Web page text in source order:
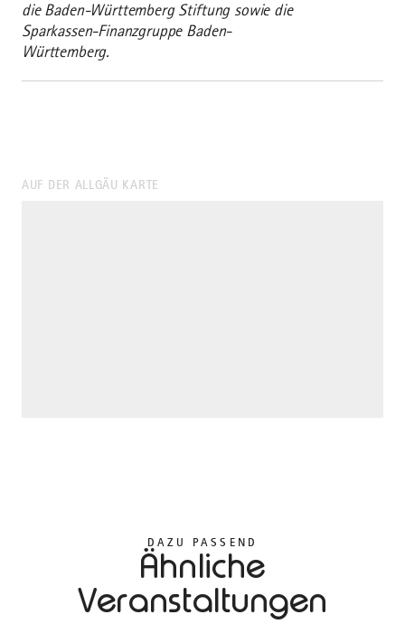
die Baden-Württemberg Stiftung sowie die
Sparkassen-Finanzgruppe Baden-
Württemberg.
AUF DER ALLGÄU KARTE
DAZU PASSEND
Ähnliche
Veranstaltungen